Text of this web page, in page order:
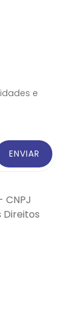
e
CNPJ
Direitos